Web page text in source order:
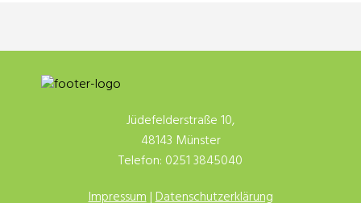
Jüdefelderstraße 10,
48143 Münster
Telefon: 0251 3845040
Impressum|Datenschutzerklärung